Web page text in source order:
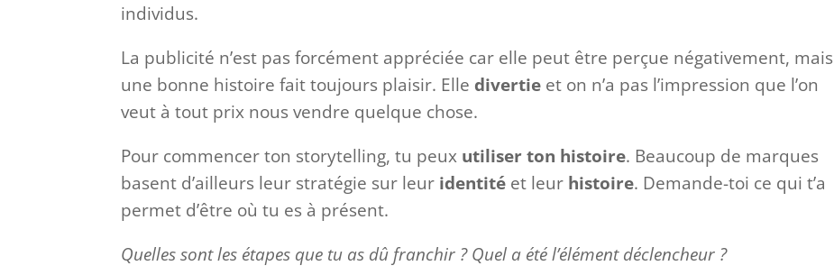
individus.
La publicité n’est pas forcément appréciée car elle peut être perçue négativement, mais
une bonne histoire fait toujours plaisir. Elle divertie et on n’a pas l’impression que l’on
veut à tout prix nous vendre quelque chose.
Pour commencer ton storytelling, tu peux utiliser ton histoire. Beaucoup de marques
basent d’ailleurs leur stratégie sur leur identité et leur histoire. Demande-toi ce qui t’a
permet d’être où tu es à présent.
Quelles sont les étapes que tu as dû franchir ? Quel a été l’élément déclencheur ?